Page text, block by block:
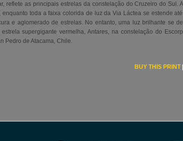
reflete as principais estrelas da constelação do Cruzeiro do Sul.
toda a faixa colorida de luz da Via Láctea se estende
e aglomerado de estrelas. No entanto, uma luz brilhante se
supergigante vermelha, Antares, na constelação do
Pedro de Atacama, Chile.
BUY THIS PRINT|